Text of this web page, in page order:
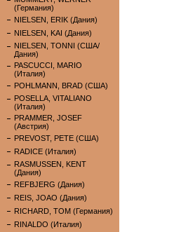
(Германия)
NIELSEN, ERIK (Дания)
NIELSEN, KAI (Дания)
NIELSEN, TONNI (США/
Дания)
PASCUCCI, MARIO
(Италия)
POHLMANN, BRAD (США)
POSELLA, VITALIANO
(Италия)
PRAMMER, JOSEF
(Австрия)
PREVOST, PETE (США)
RADICE (Италия)
RASMUSSEN, KENT
(Дания)
REFBJERG (Дания)
REIS, JOAO (Дания)
RICHARD, TOM (Германия)
RINALDO (Италия)